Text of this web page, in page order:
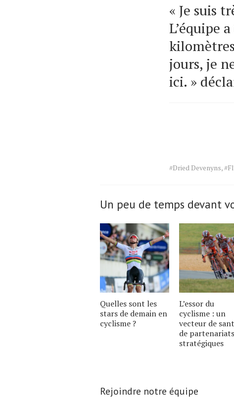
« Je suis
L’équipe
jours, je
ici. »
Tags
#Dried Devenyns,
Un peu de temps devant
Quelles sont les
stars de demain en
cyclisme ?
L’essor du
cyclisme : un
vecteur de
de partenariats
stratégiques
Rejoindre notre équipe